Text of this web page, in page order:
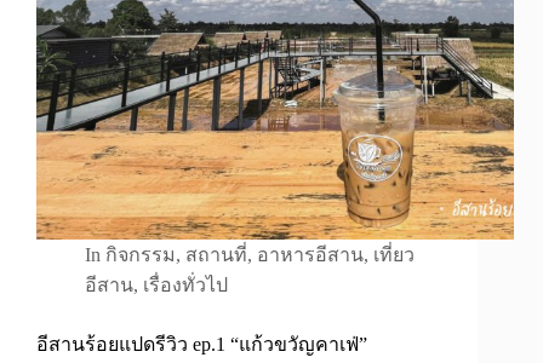
In กิจกรรม, สถานที่, อาหารอีสาน, เที่ยว
อีสาน, เรื่องทั่วไป
อีสานร้อยแปดรีวิว ep.1 “แก้วขวัญคาเฟ่”